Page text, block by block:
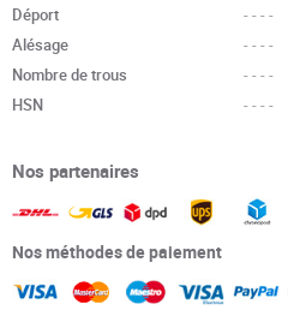
Déport
----
Alésage
----
Nombre de trous
----
HSN
----
Nos partenaires
Nos méthodes de paiement